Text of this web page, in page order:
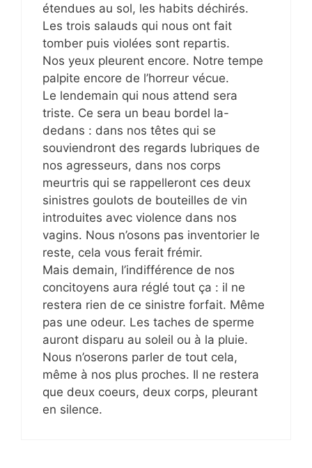
étendues au sol, les habits déchirés.
Les trois salauds qui nous ont fait
tomber puis violées sont repartis.
Nos yeux pleurent encore. Notre tempe
palpite encore de l’horreur vécue.
Le lendemain qui nous attend sera
triste. Ce sera un beau bordel la-
dedans : dans nos têtes qui se
souviendront des regards lubriques de
nos agresseurs, dans nos corps
meurtris qui se rappelleront ces deux
sinistres goulots de bouteilles de vin
introduites avec violence dans nos
vagins. Nous n’osons pas inventorier le
reste, cela vous ferait frémir.
Mais demain, l’indifférence de nos
concitoyens aura réglé tout ça : il ne
restera rien de ce sinistre forfait. Même
pas une odeur. Les taches de sperme
auront disparu au soleil ou à la pluie.
Nous n’oserons parler de tout cela,
même à nos plus proches. Il ne restera
que deux coeurs, deux corps, pleurant
en silence.